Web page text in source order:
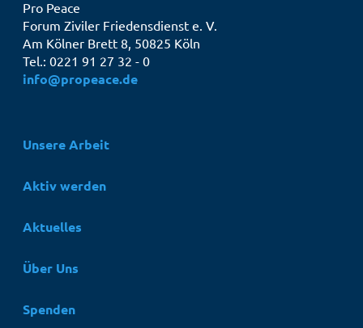
Pro Peace
Forum Ziviler Friedensdienst e. V.
Am Kölner Brett 8, 50825 Köln
Tel.: 0221 91 27 32 - 0
info@propeace.de
Hauptnavigation
Unsere Arbeit
Aktiv werden
Aktuelles
Über Uns
Spenden